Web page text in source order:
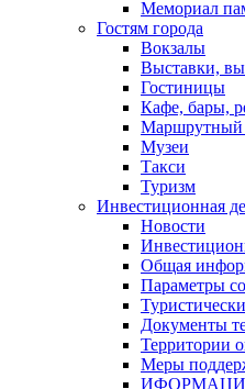
Мемориал
Гостям города
Вокзалы
Выставки,
Гостиницы
Кафе, бары,
Маршрутный
Музеи
Такси
Туризм
Инвестиционная
Новости
Общая
Параметры
Документы
Территории
Меры
ИФОРМАЦИЯ